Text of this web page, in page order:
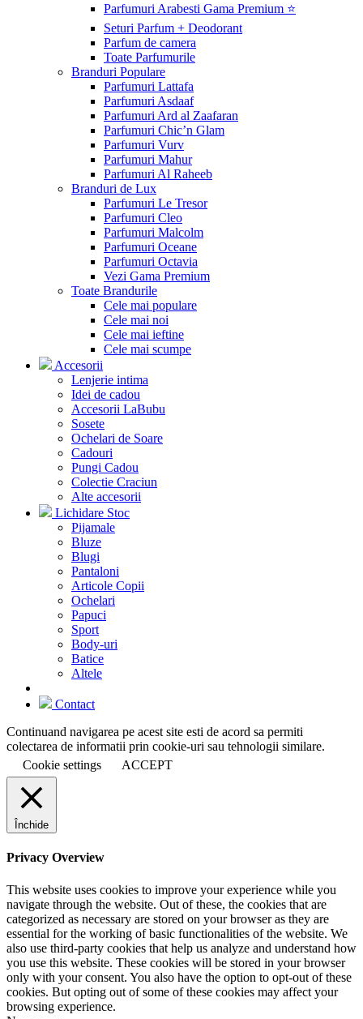
Parfumuri Arabesti Gama Premium ⭐
Seturi Parfum + Deodorant
Parfum de camera
Toate Parfumurile
Branduri Populare
Parfumuri Lattafa
Parfumuri Asdaaf
Parfumuri Ard al Zaafaran
Parfumuri Chic’n Glam
Parfumuri Vurv
Parfumuri Mahur
Parfumuri Al Raheeb
Branduri de Lux
Parfumuri Le Tresor
Parfumuri Cleo
Parfumuri Malcolm
Parfumuri Oceane
Parfumuri Octavia
Vezi Gama Premium
Toate Brandurile
Cele mai populare
Cele mai noi
Cele mai ieftine
Cele mai scumpe
Accesorii
Lenjerie intima
Idei de cadou
Accesorii LaBubu
Sosete
Ochelari de Soare
Cadouri
Pungi Cadou
Colectie Craciun
Alte accesorii
Lichidare Stoc
Pijamale
Bluze
Blugi
Pantaloni
Articole Copii
Ochelari
Papuci
Sport
Body-uri
Batice
Altele
Contact
Continuand navigarea pe acest site esti de acord sa permiti
colectarea de informatii prin cookie-uri sau tehnologii similare.
Cookie settings
ACCEPT
Închide
Privacy Overview
This website uses cookies to improve your experience while you
navigate through the website. Out of these, the cookies that are
categorized as necessary are stored on your browser as they are
essential for the working of basic functionalities of the website. We
also use third-party cookies that help us analyze and understand how
you use this website. These cookies will be stored in your browser
only with your consent. You also have the option to opt-out of these
cookies. But opting out of some of these cookies may affect your
browsing experience.